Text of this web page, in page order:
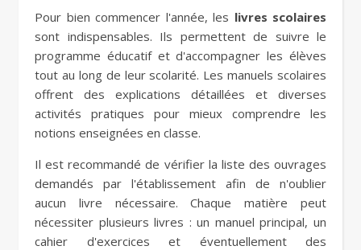
Pour bien commencer l'année, les livres scolaires
sont indispensables. Ils permettent de suivre le
programme éducatif et d'accompagner les élèves
tout au long de leur scolarité. Les manuels scolaires
offrent des explications détaillées et diverses
activités pratiques pour mieux comprendre les
notions enseignées en classe.
Il est recommandé de vérifier la liste des ouvrages
demandés par l'établissement afin de n'oublier
aucun livre nécessaire. Chaque matière peut
nécessiter plusieurs livres : un manuel principal, un
cahier d'exercices et éventuellement des